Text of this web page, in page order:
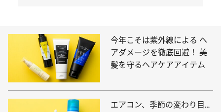
今年こそは紫外線による ヘ
アダメージを徹底回避！ 美
髪を守るヘアケアアイテム
エアコン、季節の変わり目…